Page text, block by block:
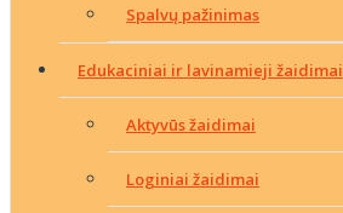
Spalvų pažinimas
Edukaciniai ir lavinamieji žaidimai
Aktyvūs žaidimai
Loginiai žaidimai